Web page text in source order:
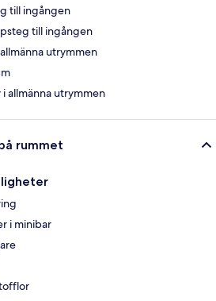
till ingången
till ingången
utrymmen
allmänna utrymmen
rummet
i minibar